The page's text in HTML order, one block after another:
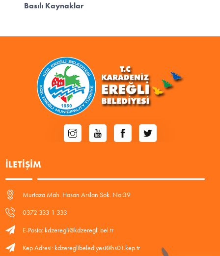
Basılı Kaynaklar
İLETIŞIM
Murtaza Mah. Hasan Arslan Sok. No:39
0372 333 1 333
E-Posta: kdzeregli@kdzeregli.bel.tr
Kep Adresi: kdzereglibelediyesi@hs01.kep.tr